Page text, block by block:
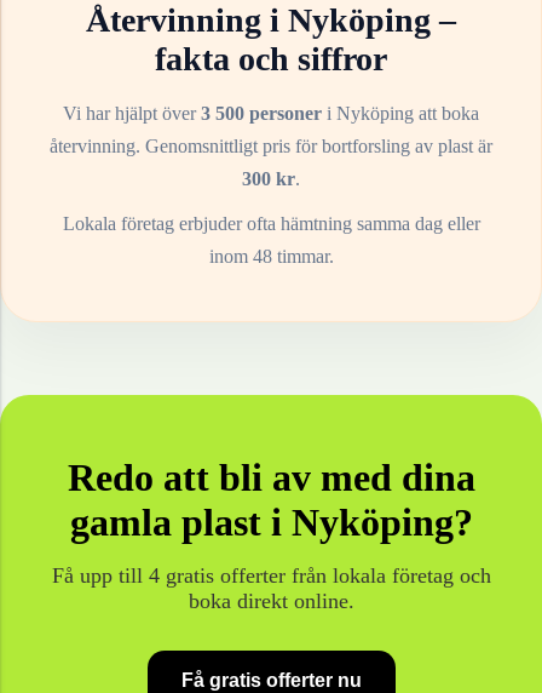
Återvinning i Nyköping–
fakta och siffror
Vi har hjälpt över3 500 personer i Nyköping att boka
återvinning. Genomsnittligt pris för bortforsling av plast är
300 kr.
Lokala företag erbjuder ofta hämtning samma dag eller
inom 48 timmar.
Redo att bli av med dina
gamla plasti Nyköping?
Få upp till 4 gratis offerter från lokala företag och
boka direkt online.
Få gratis offerter nu